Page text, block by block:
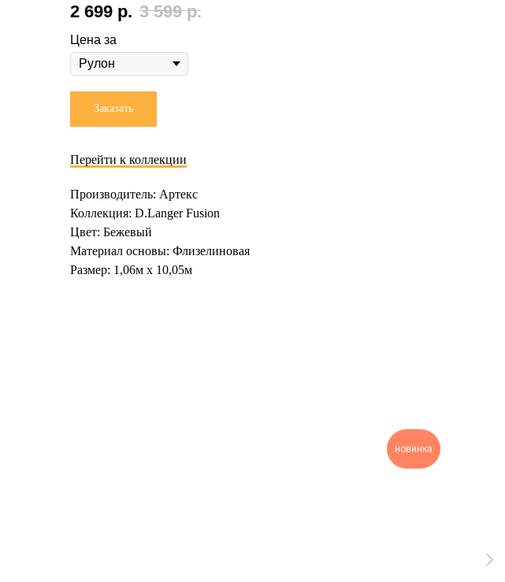
2 699 р. 3 599 р.
Цена за
Заказать
Перейти к коллекции
Производитель: Артекс
Коллекция: D.Langer Fusion
Цвет: Бежевый
Материал основы: Флизелиновая
Размер: 1,06м х 10,05м
новинка